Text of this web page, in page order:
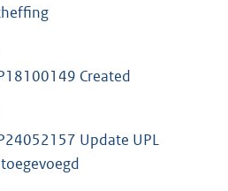
Created
Update UPL